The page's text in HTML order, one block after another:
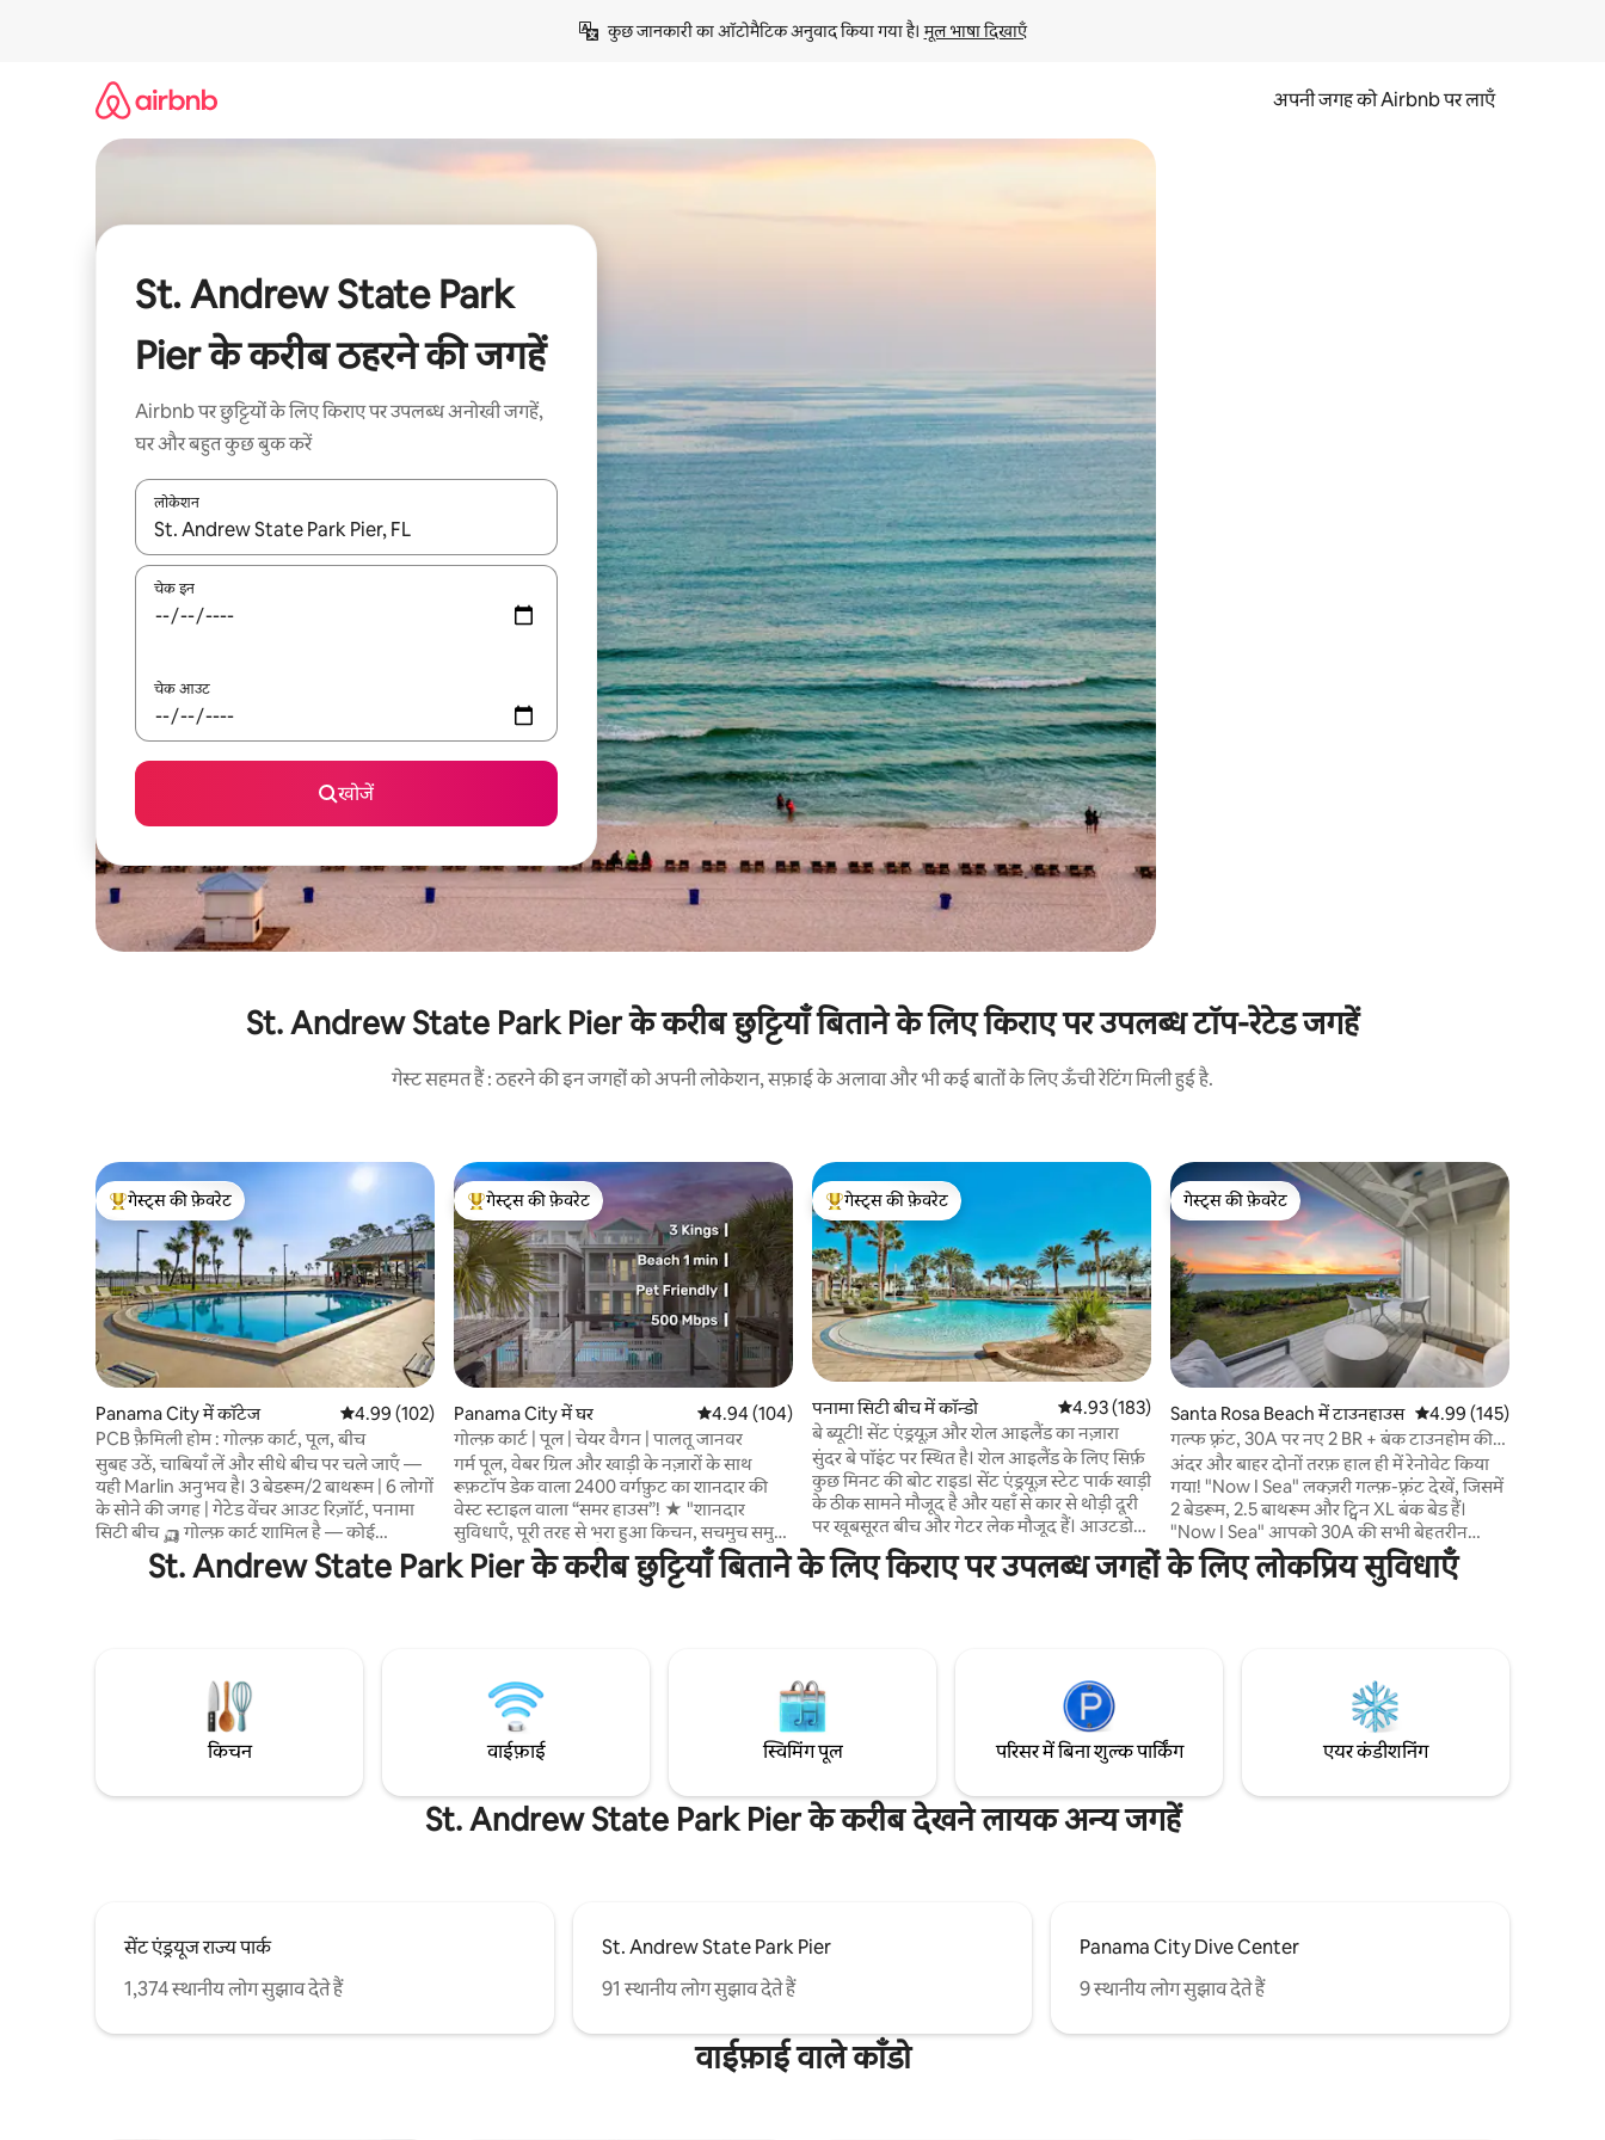
कुछ जानकारी का ऑटोमैटिक अनुवाद किया गया है। मूल भाषा दिखाएँ
अपनी जगह को Airbnb पर लाएँ
St. Andrew State Park
Pier के करीब ठहरने की जगहें
Airbnb पर छुट्टियों के लिए किराए पर उपलब्ध अनोखी जगहें,
घर और बहुत कुछ बुक करें
लोकेशन
नतीजों के उपलब्ध होने पर, अप और डाउन 'ऐरो की' का इस्तेमाल करके नेविगेट करें या टच या फिर स्वाइप जेस्चर का इस्तेमाल करके एक्सप्लोर करें।
चेक इन
चेक आउट
खोजें
St. Andrew State Park Pier के करीब छुट्टियाँ बिताने के लिए किराए पर उपलब्ध टॉप-रेटेड जगहें
गेस्ट सहमत हैं : ठहरने की इन जगहों को अपनी लोकेशन, सफ़ाई के अलावा और भी कई बातों के लिए ऊँची रेटिंग मिली हुई है.
गेस्ट्स का टॉप फ़ेवरेट
गेस्ट्स की फ़ेवरेट
Panama City में कॉटेज औसत रेटिंग 5 में से 4.99, 102 समीक्षाएँ
4.99 (102)
PCB फ़ैमिली होम : गोल्फ़ कार्ट, पूल, बीच
सुबह उठें, चाबियाँ लें और सीधे बीच पर चले जाएँ —
यही Marlin अनुभव है। 3 बेडरूम/2 बाथरूम | 6 लोगों
के सोने की जगह | गेटेड वेंचर आउट रिज़ॉर्ट, पनामा
सिटी बीच 🛺 गोल्फ़ कार्ट शामिल है — कोई
डिपॉज़िट नहीं 🏖️ शेयर्ड बीच का ऐक्सेस (वेंचर आउट
के मेहमानों के लिए खास ऐक्सेस) 🏊 रिज़ॉर्ट के दो
के लिए मान्य ईमेल अधिकतम दो वाहन,
मोटरसाइकिलें वाहनों के रूप में गिनी जाती हैं
गेस्ट्स का टॉप फ़ेवरेट
गेस्ट्स की फ़ेवरेट
Panama City में घर औसत रेटिंग 5 में से 4.94, 104 समीक्षाएँ
4.94 (104)
गोल्फ़ कार्ट | पूल | चेयर वैगन | पालतू जानवर
गर्म पूल, वेबर ग्रिल और खाड़ी के नज़ारों के साथ
रूफ़टॉप डेक वाला 2400 वर्गफ़ुट का शानदार की
वेस्ट स्टाइल वाला “समर हाउस”! ★ "शानदार
सुविधाएँ, पूरी तरह से भरा हुआ किचन, सचमुच समुद्र
तट तक सिर्फ़ सीढ़ियाँ हैं।" ☞ 3 किंग बेड + 2 बाथरूम
☞ कई स्मार्ट टीवी (55 ”+ 50 ”+ 50”) ☞ पूरी तरह से
का ऐक्सेस
गेस्ट्स का टॉप फ़ेवरेट
गेस्ट्स की फ़ेवरेट
पनामा सिटी बीच में कॉन्डो औसत रेटिंग 5 में से 4.93, 183 समीक्षाएँ
4.93 (183)
बे ब्यूटी! सेंट एंड्रयूज़ और शेल आइलैंड का नज़ारा
सुंदर बे पॉइंट पर स्थित है। शेल आइलैंड के लिए सिर्फ़
कुछ मिनट की बोट राइड। सेंट एंड्रयूज़ स्टेट पार्क खाड़ी
के ठीक सामने मौजूद है और यहाँ से कार से थोड़ी दूरी
पर खूबसूरत बीच और गेटर लेक मौजूद हैं। आउटडोर
किचन और फ़ायर पिट के साथ सुंदर पूल। बोर्डवॉक में
कॉन्डो के ठीक पीछे पोंटून और अन्य किराए पर
सामान पूरे कॉन्डो में मौजूद है।
गेस्ट्स की फ़ेवरेट
गेस्ट्स की फ़ेवरेट
Santa Rosa Beach में टाउनहाउस औसत रेटिंग 5 में से 4.99,
4.99 (145)
गल्फ फ़्रंट, 30A पर नए 2 BR + बंक टाउनहोम की
तरह
अंदर और बाहर दोनों तरफ़ हाल ही में रेनोवेट किया
गया! "Now I Sea" लक्ज़री गल्फ़-फ़्रंट देखें, जिसमें
2 बेडरूम, 2.5 बाथरूम और ट्विन XL बंक बेड हैं।
"Now I Sea" आपको 30A की सभी बेहतरीन
खूबियों का आनंद लेने में मदद करेगा! हमारी लिस्टिंग
एलिस बीच और वॉटरसाउंड के बीच मौजूद है, जहाँ
उपलब्ध है और पूरे साल 2 बाइक उपलब्ध हैं।
St. Andrew State Park Pier के करीब छुट्टियाँ बिताने के लिए किराए पर उपलब्ध जगहों के लिए लोकप्रिय सुविधाएँ
किचन वाईफ़ाई स्विमिंग पूल परिसर में बिना शुल्क पार्किंग एयर कंडीशनिंग
St. Andrew State Park Pier के करीब देखने लायक अन्य जगहें
सेंट एंड्रयूज राज्य पार्क
1,374 स्थानीय लोग सुझाव देते हैं
St. Andrew State Park Pier
91 स्थानीय लोग सुझाव देते हैं
Panama City Dive Center
9 स्थानीय लोग सुझाव देते हैं
वाईफ़ाई वाले काँडो